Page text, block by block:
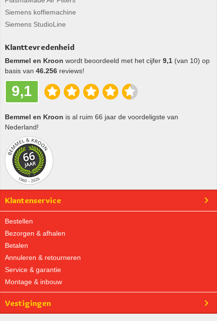
Siemens koffiemachine
Siemens StudioLine
Klanttevredenheid
Bemmel en Kroon wordt beoordeeld met het cijfer 9,1 (van 10) op
basis van 46.256 reviews!
9,1
Bemmel en Kroon is al ruim 66 jaar de voordeligste van
Nederland!
Klantenservice
Bestellen
Bezorgen & afhalen
Betalen
Annuleren & retourneren
Service & garantie
Montage & inbouw
Vestigingen